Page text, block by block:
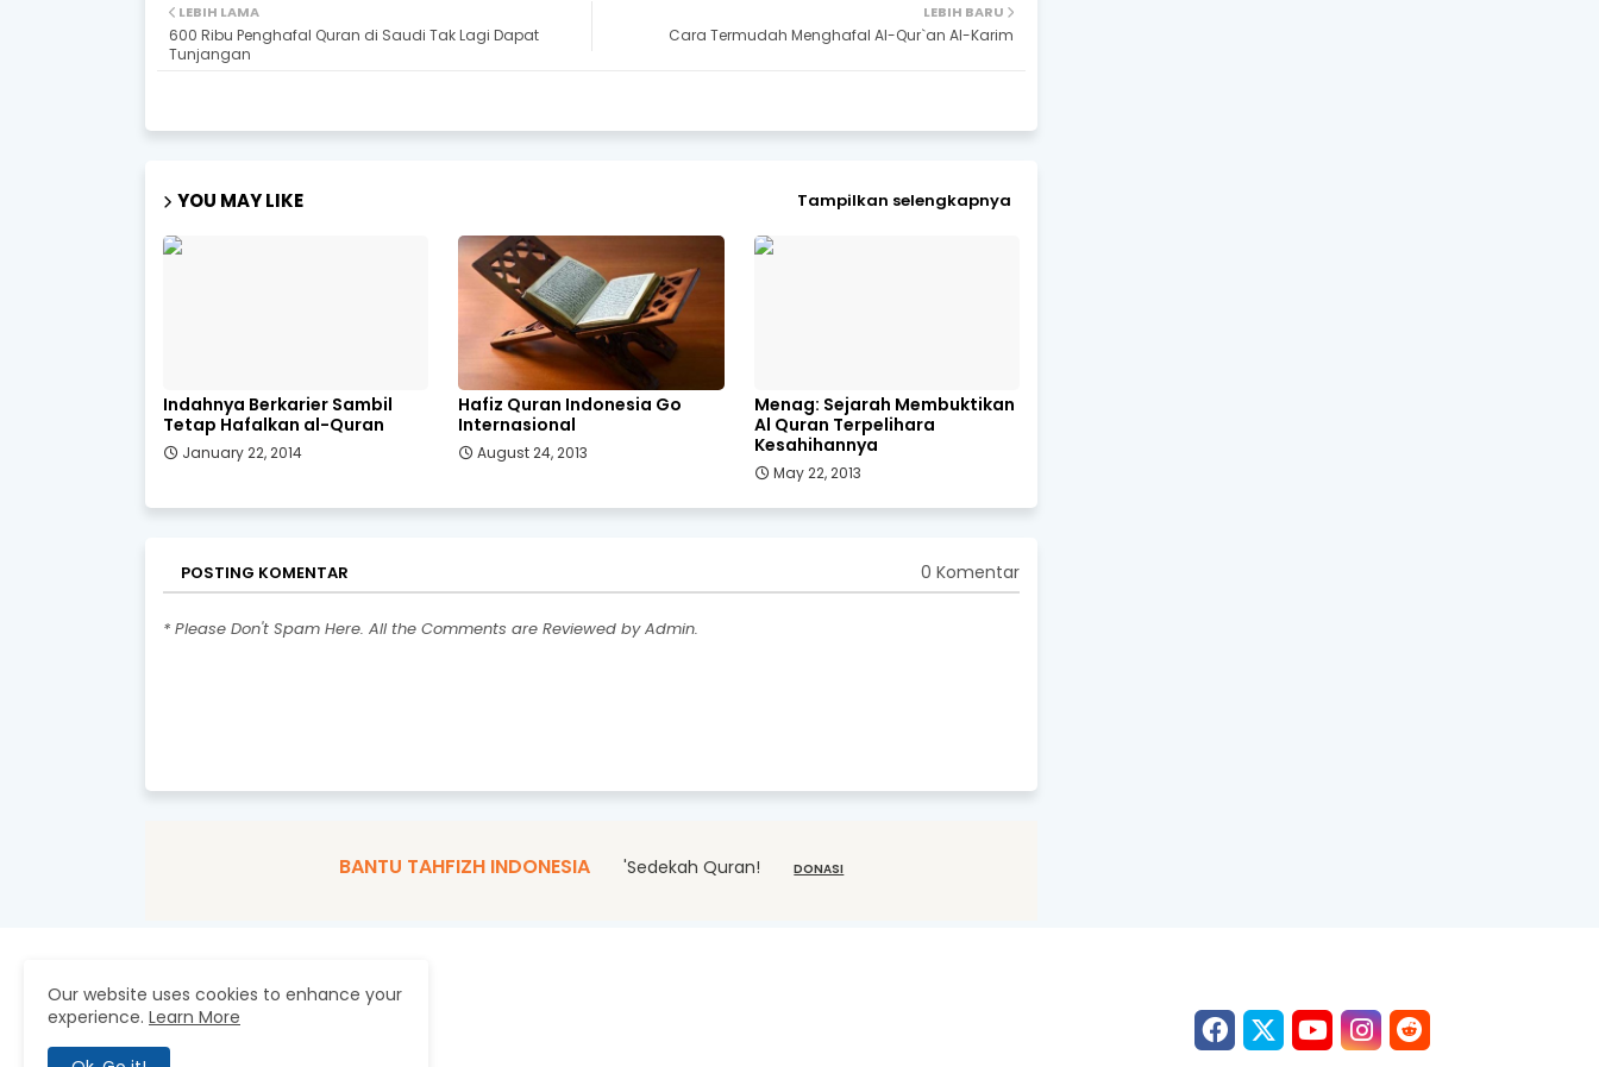
LEBIH BARU
Cara Termudah Menghafal Al-Qur`an Al-Karim
LEBIH LAMA
600 Ribu Penghafal Quran di Saudi Tak Lagi Dapat
Tunjangan
YOU MAY LIKE Tampilkan selengkapnya
Indahnya Berkarier Sambil
Tetap Hafalkan al-Quran
January 22, 2014
Hafiz Quran Indonesia Go
Internasional
August 24, 2013
Menag: Sejarah Membuktikan
Al Quran Terpelihara
Kesahihannya
May 22, 2013
POSTING KOMENTAR 0 Komentar
* Please Don't Spam Here. All the Comments are Reviewed by Admin.
BANTU TAHFIZH INDONESIA 'Sedekah Quran! DONASI
ABOUT US
Our website uses cookies to enhance your
experience. Learn More